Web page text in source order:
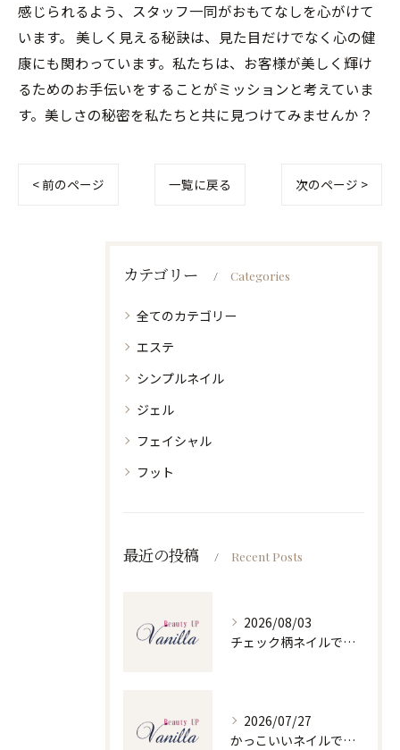
感じられるよう、スタッフ一同がおもてなしを心がけて
います。 美しく見える秘訣は、見た目だけでなく心の健
康にも関わっています。私たちは、お客様が美しく輝け
るためのお手伝いをすることがミッションと考えていま
す。美しさの秘密を私たちと共に見つけてみませんか？
< 前のページ 一覧に戻る 次のページ >
カテゴリー Categories
全てのカテゴリー
エステ
シンプルネイル
ジェル
フェイシャル
フット
最近の投稿 Recent Posts
2026/08/03
チェック柄ネイルで人気ネイルを大人可愛くセルフで仕上げるコツと季節別デザイン集
2026/07/27
かっこいいネイルで人気ネイルを三重県四日市市和無田町で楽しむポイント